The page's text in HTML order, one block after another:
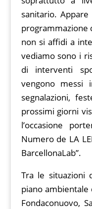
sanitario.
programmazione
non si affidi a
vediamo sono i
di interventi
vengono messi
segnalazioni,
prossimi giorni
l’occasione
Numero de LA
BarcellonaLab”.
Tra le situazioni
piano ambientale
Fondaconuovo,